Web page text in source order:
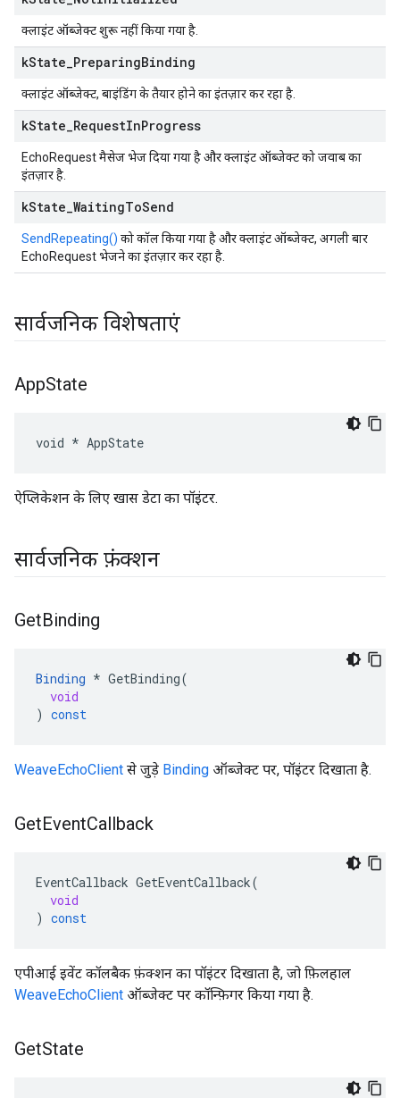
क्लाइंट ऑब्जेक्ट शुरू नहीं किया गया है.
kState PreparingBinding
क्लाइंट ऑब्जेक्ट, बाइंडिंग के तैयार होने का इंतज़ार कर रहा है.
kState RequestInProgress
EchoRequest मैसेज भेज दिया गया है और क्लाइंट ऑब्जेक्ट को जवाब का
इंतज़ार है.
kState WaitingToSend
SendRepeating() को कॉल किया गया है और क्लाइंट ऑब्जेक्ट, अगली बार
EchoRequest भेजने का इंतज़ार कर रहा है.
सार्वजनिक विशेषताएं
AppState
void * AppState
ऐप्लिकेशन के लिए खास डेटा का पॉइंटर.
सार्वजनिक फ़ंक्शन
GetBinding
Binding * GetBinding(
void
) const
WeaveEchoClient से जुड़े Binding ऑब्जेक्ट पर, पॉइंटर दिखाता है.
GetEventCallback
EventCallback GetEventCallback(
void
) const
एपीआई इवेंट कॉलबैक फ़ंक्शन का पॉइंटर दिखाता है, जो फ़िलहाल
WeaveEchoClient ऑब्जेक्ट पर कॉन्फ़िगर किया गया है.
GetState